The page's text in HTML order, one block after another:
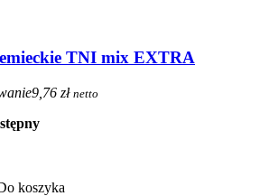
TNI mix EXTRA
9,76 zł netto
koszyka